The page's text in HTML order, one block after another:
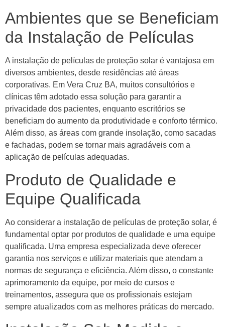
Ambientes que se Beneficiam
da Instalação de Películas
A instalação de películas de proteção solar é vantajosa em
diversos ambientes, desde residências até áreas
corporativas. Em Vera Cruz BA, muitos consultórios e
clínicas têm adotado essa solução para garantir a
privacidade dos pacientes, enquanto escritórios se
beneficiam do aumento da produtividade e conforto térmico.
Além disso, as áreas com grande insolação, como sacadas
e fachadas, podem se tornar mais agradáveis com a
aplicação de películas adequadas.
Produto de Qualidade e
Equipe Qualificada
Ao considerar a instalação de películas de proteção solar, é
fundamental optar por produtos de qualidade e uma equipe
qualificada. Uma empresa especializada deve oferecer
garantia nos serviços e utilizar materiais que atendam a
normas de segurança e eficiência. Além disso, o constante
aprimoramento da equipe, por meio de cursos e
treinamentos, assegura que os profissionais estejam
sempre atualizados com as melhores práticas do mercado.